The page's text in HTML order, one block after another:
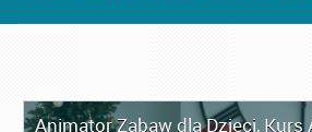
Animator Zabaw dla Dzieci, Kurs